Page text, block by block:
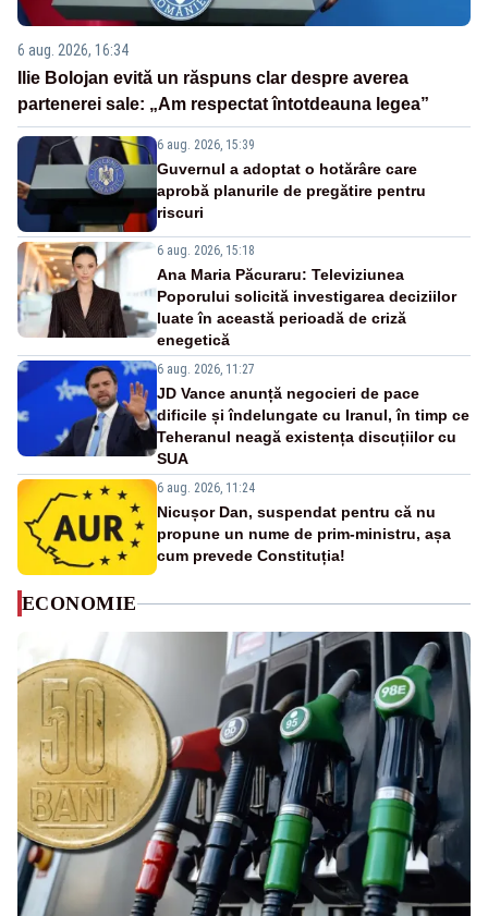
6 aug. 2026, 16:34
Ilie Bolojan evită un răspuns clar despre averea
partenerei sale: „Am respectat întotdeauna legea”
6 aug. 2026, 15:39
Guvernul a adoptat o hotărâre care
aprobă planurile de pregătire pentru
riscuri
6 aug. 2026, 15:18
Ana Maria Păcuraru: Televiziunea
Poporului solicită investigarea deciziilor
luate în această perioadă de criză
enegetică
6 aug. 2026, 11:27
JD Vance anunță negocieri de pace
dificile și îndelungate cu Iranul, în timp ce
Teheranul neagă existența discuțiilor cu
SUA
6 aug. 2026, 11:24
Nicușor Dan, suspendat pentru că nu
propune un nume de prim-ministru, așa
cum prevede Constituția!
ECONOMIE